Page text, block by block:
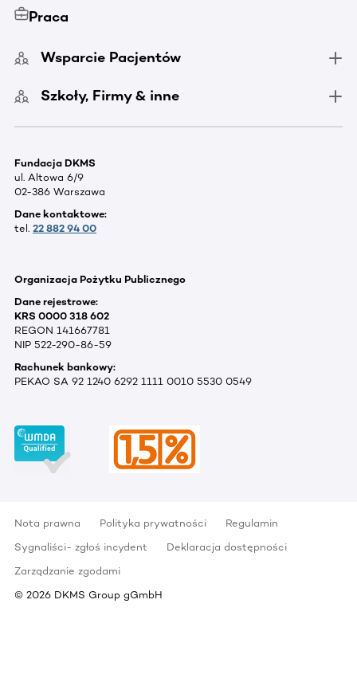
Praca
Wsparcie Pacjentów
Szkoły, Firmy & inne
Fundacja DKMS
ul. Altowa 6/9
02-386 Warszawa
Dane kontaktowe:
tel. 22 882 94 00
Organizacja Pożytku Publicznego
Dane rejestrowe:
KRS 0000 318 602
REGON 141667781
NIP 522-290-86-59
Rachunek bankowy:
PEKAO SA 92 1240 6292 1111 0010 5530 0549
Nota prawna Polityka prywatności
Regulamin
Sygnaliści- zgłoś incydent
Deklaracja dostępności
Zarządzanie zgodami
© 2026 DKMS Group gGmbH